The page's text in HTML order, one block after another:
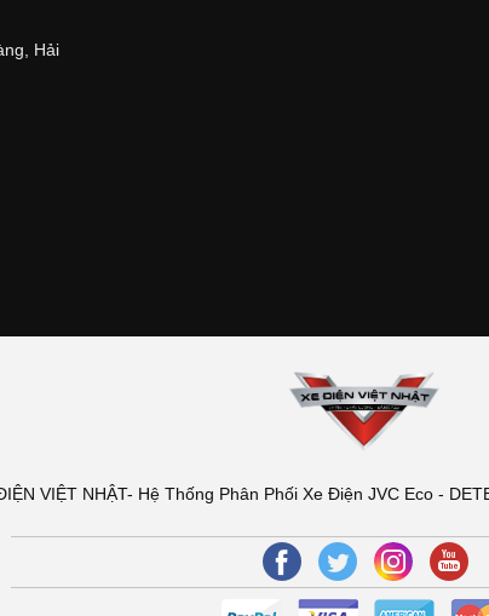
Hải
VIỆT NHẬT- Hệ Thống Phân Phối Xe Điện JVC Eco -